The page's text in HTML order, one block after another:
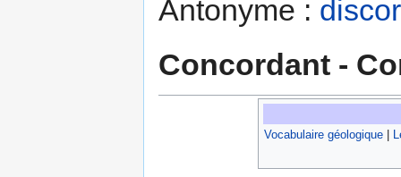
Antonyme :
Concordant -
Vocabulaire géologique|